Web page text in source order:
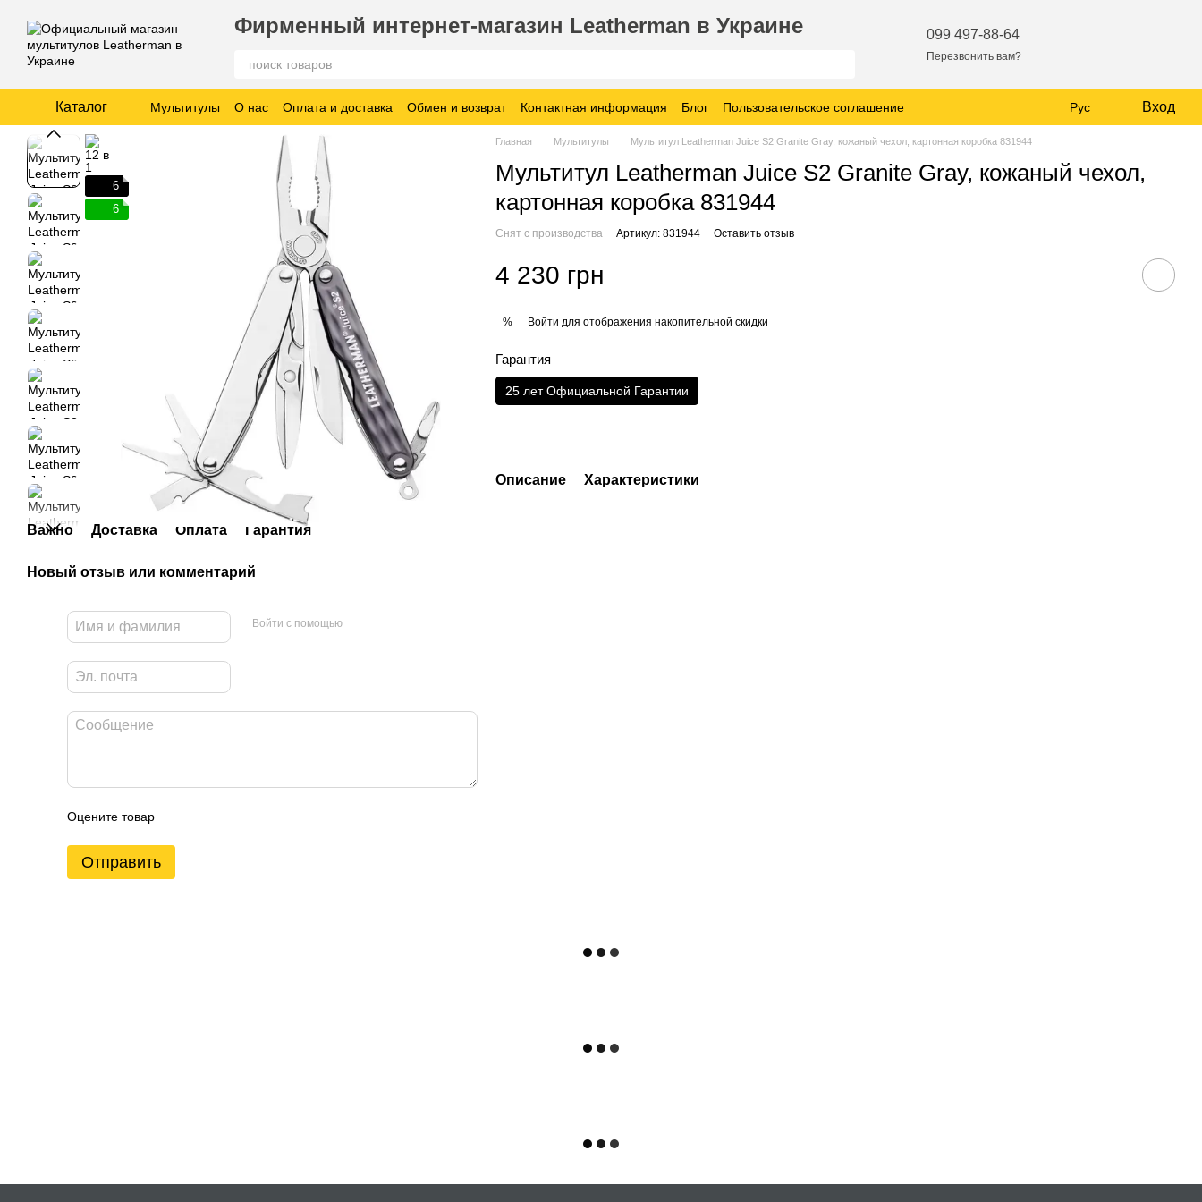
Фирменный интернет-магазин Leatherman в Украине 099 497-88-64
Перезвонить вам?
Каталог Мультитулы О нас Оплата и доставка Обмен и возврат Контактная информация Блог Пользовательское соглашение Рус Вход
6
6
Важно Доставка Оплата Гарантия
Новый отзыв или комментарий
Войти с помощью
Оцените товар
Отправить
Главная Мультитулы Мультитул Leatherman Juice S2 Granite Gray, кожаный чехол, картонная коробка 831944
Мультитул Leatherman Juice S2 Granite Gray, кожаный чехол,
картонная коробка 831944
Снят с производства Артикул: 831944 Оставить отзыв
4 230 грн
% Войти для отображения накопительной скидки
Гарантия
25 лет Официальной Гарантии
Описание Характеристики